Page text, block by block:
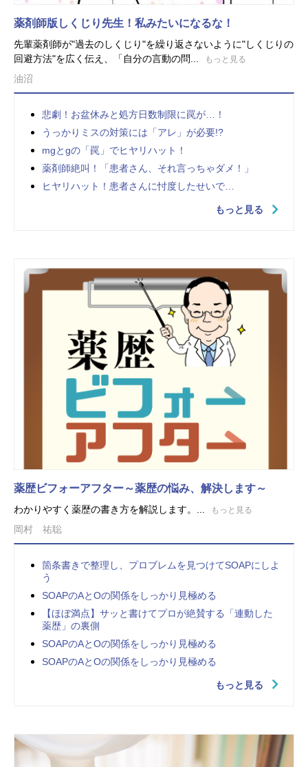
薬剤師版しくじり先生！私みたいになるな！
先輩薬剤師が"過去のしくじり"を繰り返さないように"しくじりの
回避方法"を広く伝え、「自分の言動の問...
もっと見る
油沼
悲劇！お盆休みと処方日数制限に罠が…！
うっかりミスの対策には「アレ」が必要!?
mgとgの「罠」でヒヤリハット！
薬剤師絶叫！「患者さん、それ言っちゃダメ！」
ヒヤリハット！患者さんに忖度したせいで…
もっと見る
薬歴ビフォーアフター～薬歴の悩み、解決します～
わかりやすく薬歴の書き方を解説します。... もっと見る
岡村 祐聡
箇条書きで整理し、プロブレムを見つけてSOAPにしよ
う
SOAPのAとOの関係をしっかり見極める
【ほぼ満点】サッと書けてプロが絶賛する「連動した
薬歴」の裏側
SOAPのAとOの関係をしっかり見極める
SOAPのAとOの関係をしっかり見極める
もっと見る